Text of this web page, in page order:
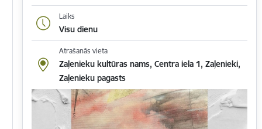
Laiks
Visu dienu
Atrašanās vieta
Zaļenieku kultūras nams, Centra iela 1, Zaļenieki,
Zaļenieku pagasts